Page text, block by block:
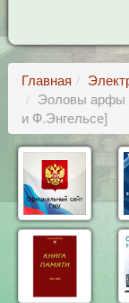
Главная
Эоловы арфы
и Ф.Энгельсе]